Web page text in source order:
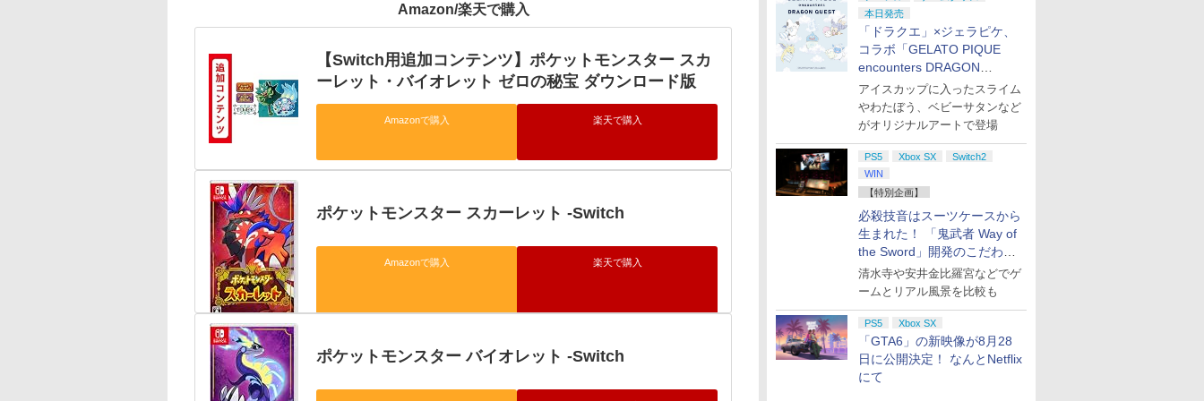
本日発売
「ドラクエ」×ジェラピケ、
コラボ「GELATO PIQUE
encounters DRAGON
QUEST」第2弾が本日発売
アイスカップに入ったスライム
やわたぼう、ベビーサタンなど
がオリジナルアートで登場
PS5 Xbox SX
Switch2
WIN
【特別企画】
必殺技音はスーツケースから
生まれた！ 「鬼武者 Way of
the Sword」開発のこだわり
を目撃！
清水寺や安井金比羅宮などでゲ
ームとリアル風景を比較も
PS5 Xbox SX
「GTA6」の新映像が8月28
日に公開決定！ なんとNetflix
にて
Amazon/楽天で購入
【Switch用追加コンテンツ】ポケットモンスター スカ
ーレット・バイオレット ゼロの秘宝 ダウンロード版
Amazonで購入 楽天で購入
ポケットモンスター スカーレット -Switch
Amazonで購入 楽天で購入
ポケットモンスター バイオレット -Switch